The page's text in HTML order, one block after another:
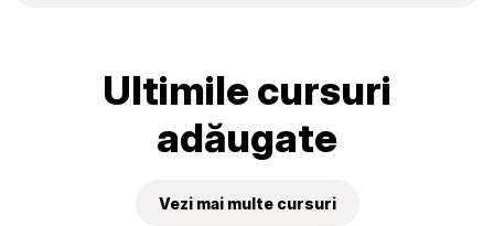
Ultimile cursuri
adăugate
Vezi mai multe cursuri